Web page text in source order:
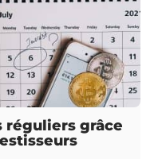
réguliers grâce